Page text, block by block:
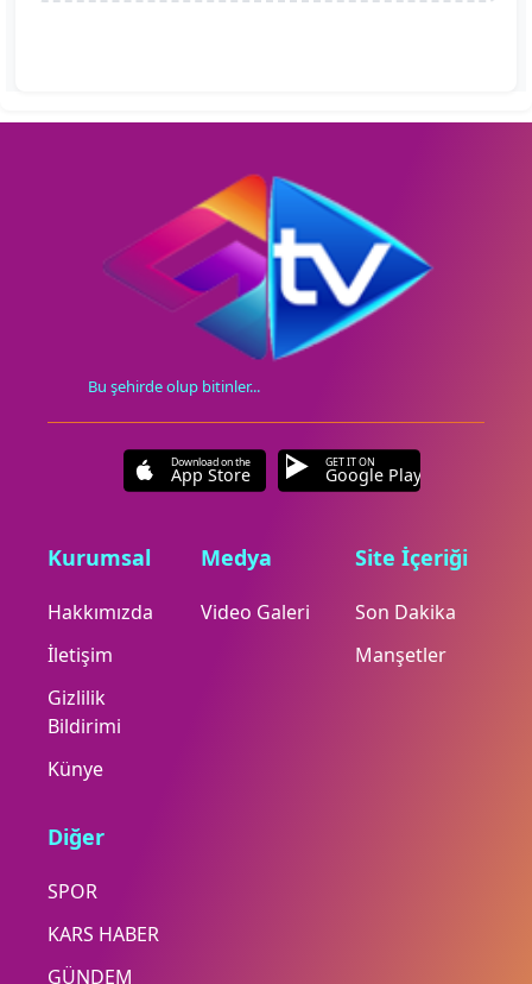
Bu şehirde olup bitinler...
Download on the
App Store
GET IT ON
Google Play
Kurumsal
Hakkımızda
İletişim
Gizlilik
Bildirimi
Künye
Medya
Video Galeri
Site İçeriği
Son Dakika
Manşetler
Diğer
SPOR
KARS HABER
GÜNDEM